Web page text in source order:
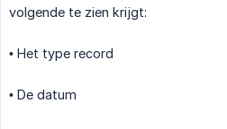
volgende te zien krijgt:
• Het type record
• De datum